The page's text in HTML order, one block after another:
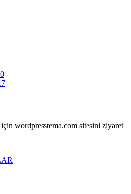
wordpresstema.com sitesini ziyaret